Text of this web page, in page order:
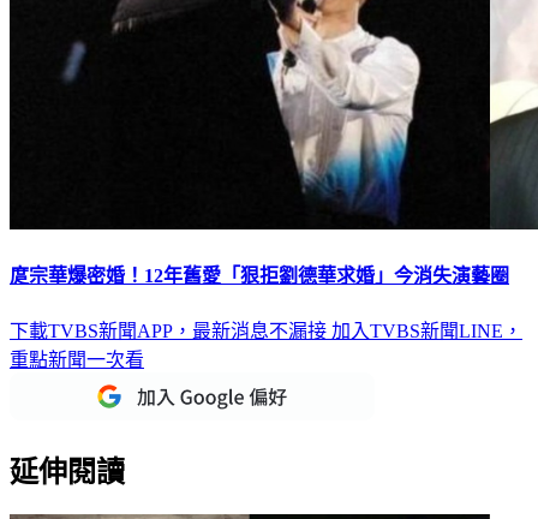
庹宗華爆密婚！12年舊愛「狠拒劉德華求婚」今消失演藝圈
下載TVBS新聞APP，最新消息不漏接 加入TVBS新聞LINE，
重點新聞一次看
延伸閱讀